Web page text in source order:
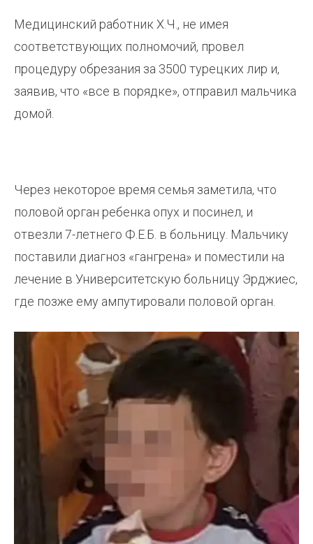
Медицинский работник Х.Ч., не имея
соответствующих полномочий, провел
процедуру обрезания за 3500 турецких лир и,
заявив, что «все в порядке», отправил мальчика
домой.
Через некоторое время семья заметила, что
половой орган ребенка опух и посинел, и
отвезли 7-летнего Ф.Е.Б. в больницу. Мальчику
поставили диагноз «гангрена» и поместили на
лечение в Университетскую больницу Эрджиес,
где позже ему ампутировали половой орган.